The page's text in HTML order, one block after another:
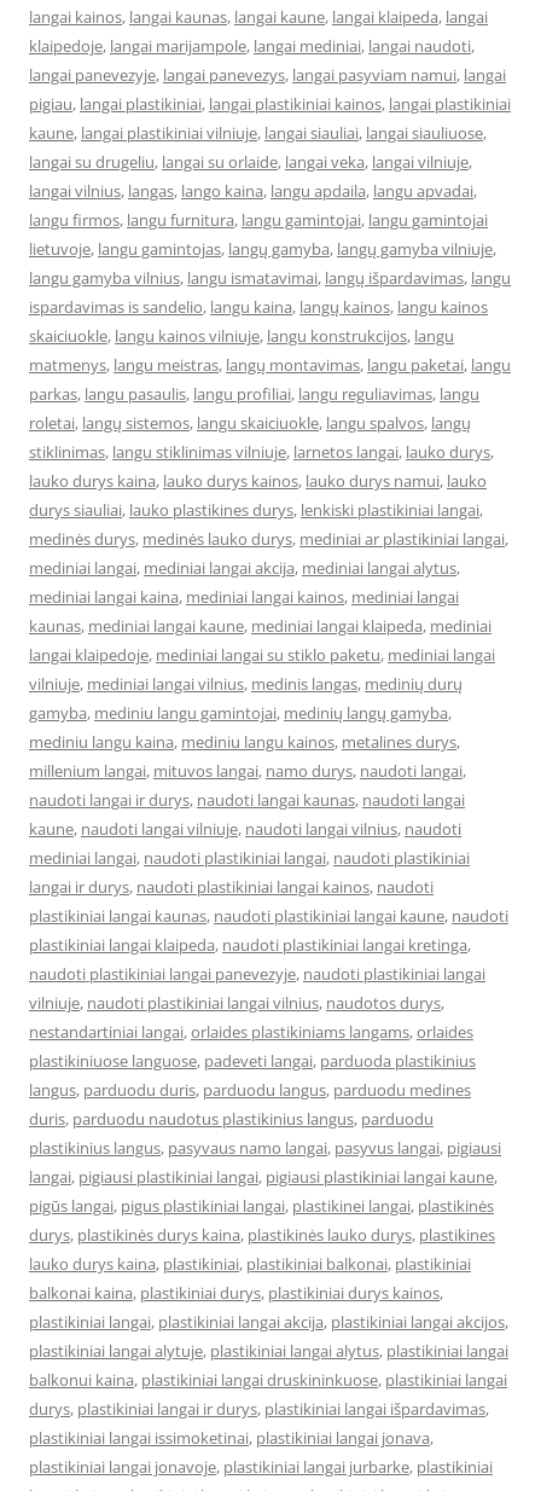
langai kainos, langai kaunas, langai kaune, langai klaipeda, langai
klaipedoje, langai marijampole, langai mediniai, langai naudoti,
langai panevezyje, langai panevezys, langai pasyviam namui, langai
pigiau, langai plastikiniai, langai plastikiniai kainos, langai plastikiniai
kaune, langai plastikiniai vilniuje, langai siauliai, langai siauliuose,
langai su drugeliu, langai su orlaide, langai veka, langai vilniuje,
langai vilnius, langas, lango kaina, langu apdaila, langu apvadai,
langu firmos, langu furnitura, langu gamintojai, langu gamintojai
lietuvoje, langu gamintojas, langų gamyba, langų gamyba vilniuje,
langu gamyba vilnius, langu ismatavimai, langų išpardavimas, langu
ispardavimas is sandelio, langu kaina, langų kainos, langu kainos
skaiciuokle, langu kainos vilniuje, langu konstrukcijos, langu
matmenys, langu meistras, langų montavimas, langu paketai, langu
parkas, langu pasaulis, langu profiliai, langu reguliavimas, langu
roletai, langų sistemos, langu skaiciuokle, langu spalvos, langų
stiklinimas, langu stiklinimas vilniuje, larnetos langai, lauko durys,
lauko durys kaina, lauko durys kainos, lauko durys namui, lauko
durys siauliai, lauko plastikines durys, lenkiski plastikiniai langai,
medinės durys, medinės lauko durys, mediniai ar plastikiniai langai,
mediniai langai, mediniai langai akcija, mediniai langai alytus,
mediniai langai kaina, mediniai langai kainos, mediniai langai
kaunas, mediniai langai kaune, mediniai langai klaipeda, mediniai
langai klaipedoje, mediniai langai su stiklo paketu, mediniai langai
vilniuje, mediniai langai vilnius, medinis langas, medinių durų
gamyba, mediniu langu gamintojai, medinių langų gamyba,
mediniu langu kaina, mediniu langu kainos, metalines durys,
millenium langai, mituvos langai, namo durys, naudoti langai,
naudoti langai ir durys, naudoti langai kaunas, naudoti langai
kaune, naudoti langai vilniuje, naudoti langai vilnius, naudoti
mediniai langai, naudoti plastikiniai langai, naudoti plastikiniai
langai ir durys, naudoti plastikiniai langai kainos, naudoti
plastikiniai langai kaunas, naudoti plastikiniai langai kaune, naudoti
plastikiniai langai klaipeda, naudoti plastikiniai langai kretinga,
naudoti plastikiniai langai panevezyje, naudoti plastikiniai langai
vilniuje, naudoti plastikiniai langai vilnius, naudotos durys,
nestandartiniai langai,orlaides plastikiniams langams,orlaides
plastikiniuose languose, padeveti langai, parduoda plastikinius
langus, parduodu duris, parduodu langus, parduodu medines
duris, parduodu naudotus plastikinius langus, parduodu
plastikinius langus, pasyvaus namo langai, pasyvus langai, pigiausi
langai, pigiausi plastikiniai langai, pigiausi plastikiniai langai kaune,
pigūs langai, pigus plastikiniai langai, plastikinei langai, plastikinės
durys, plastikinės durys kaina, plastikinės lauko durys, plastikines
lauko durys kaina, plastikiniai, plastikiniai balkonai, plastikiniai
balkonai kaina, plastikiniai durys, plastikiniai durys kainos,
plastikiniai langai, plastikiniai langai akcija, plastikiniai langai akcijos,
plastikiniai langai alytuje, plastikiniai langai alytus, plastikiniai langai
balkonui kaina, plastikiniai langai druskininkuose, plastikiniai langai
durys, plastikiniai langai ir durys, plastikiniai langai išpardavimas,
plastikiniai langai issimoketinai, plastikiniai langai jonava,
plastikiniai langai jonavoje, plastikiniai langai jurbarke, plastikiniai